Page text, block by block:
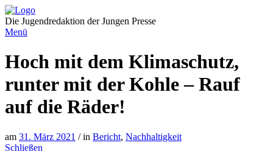
Direkt
zum
Inhalt
Die Jugendredaktion der Jungen Presse
Menü
Hoch mit dem Klimaschutz,
runter mit der Kohle – Rauf
auf die Räder!
am 31. März 2021 / in Bericht, Nachhaltigkeit
Schließen